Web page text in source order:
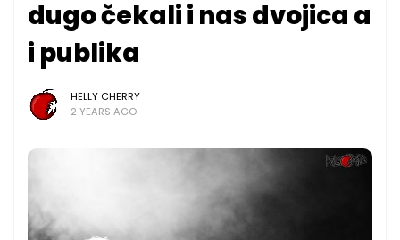
dugo čekali i nas dvojica a
i publika
HELLY CHERRY
2 YEARS AGO